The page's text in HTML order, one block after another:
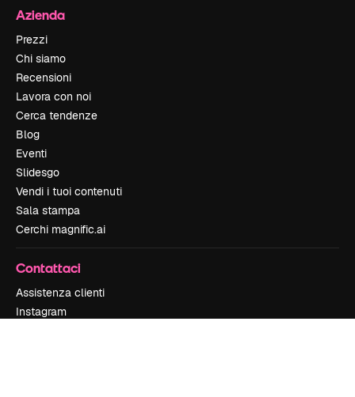
Azienda
Prezzi
Chi siamo
Recensioni
Lavora con noi
Cerca tendenze
Blog
Eventi
Slidesgo
Vendi i tuoi contenuti
Sala stampa
Cerchi magnific.ai
Contattaci
Assistenza clienti
Instagram